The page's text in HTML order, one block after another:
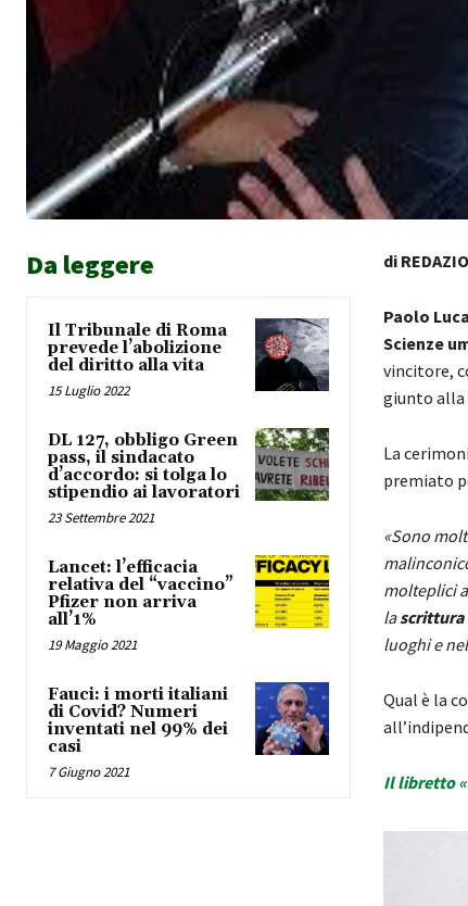
Da leggere
Il Tribunale di Roma
prevede l’abolizione
del diritto alla vita
15 Luglio 2022
DL 127, obbligo Green
pass, il sindacato
d’accordo: si tolga lo
stipendio ai lavoratori
23 Settembre 2021
Lancet: l’efficacia
relativa del “vaccino”
Pfizer non arriva
all’1%
19 Maggio 2021
Fauci: i morti italiani
di Covid? Numeri
inventati nel 99% dei
casi
7 Giugno 2021
di
Paolo
Scienze
vincitore,
giunto alla
La
premiato
«Sono
molteplici
lascrittura
luoghi e
Qual è la
Il libretto